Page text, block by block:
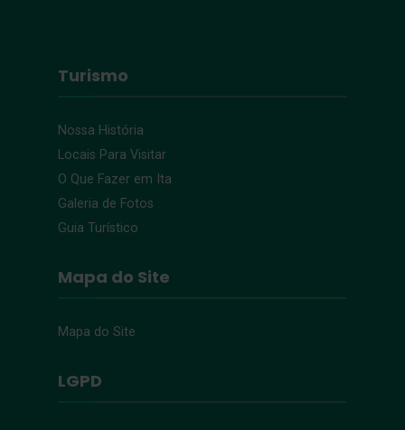
Turismo
Nossa História
Locais Para Visitar
O Que Fazer em Ita
Galeria de Fotos
Guia Turístico
Mapa do Site
Mapa do Site
LGPD